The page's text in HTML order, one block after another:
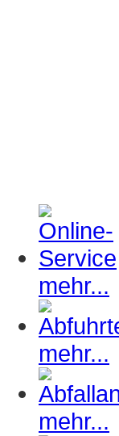
mehr...
mehr...
mehr...